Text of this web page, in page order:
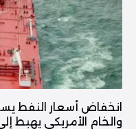
والخام الأمريكي يهبط إلى 88